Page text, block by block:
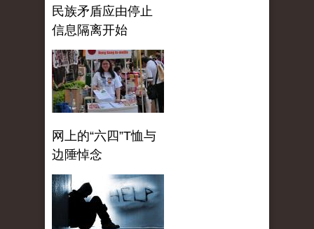
民族矛盾应由停止
信息隔离开始
网上的“六四”T恤与
边陲悼念